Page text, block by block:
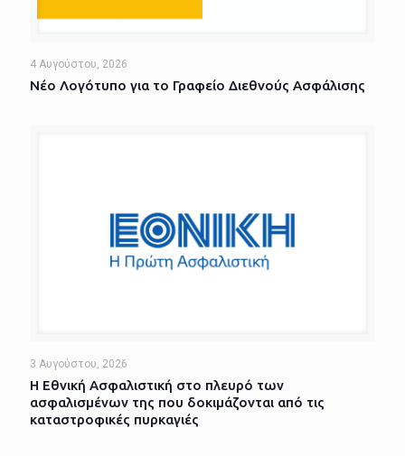
4 Αυγούστου, 2026
Νέο Λογότυπο για το Γραφείο Διεθνούς Ασφάλισης
3 Αυγούστου, 2026
Η Εθνική Ασφαλιστική στο πλευρό των
ασφαλισμένων της που δοκιμάζονται από τις
καταστροφικές πυρκαγιές